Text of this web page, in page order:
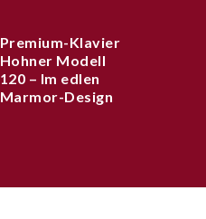
Premium-Klavier
Hohner Modell
120 – Im edlen
Marmor-Design